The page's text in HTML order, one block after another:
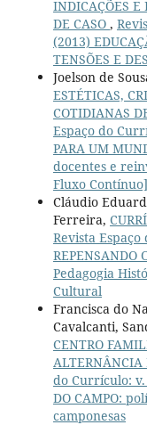
INDICAÇÕES E
DE CASO ,
(2013)
TENSÕES E
Joelson de
ESTÉTICAS,
COTIDIANAS
Espaço do
PARA UM
docentes e
Fluxo Contínuo]
Cláudio
Ferreira,
Revista
REPENSANDO
Pedagogia
Cultural
Francisca do
Cavalcanti,
CENTRO
do Currículo: v.
DO CAMPO:
camponesas